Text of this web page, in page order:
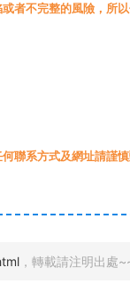
者不完整的風險，所
聯系方式及網址請謹
，轉載請注明出處